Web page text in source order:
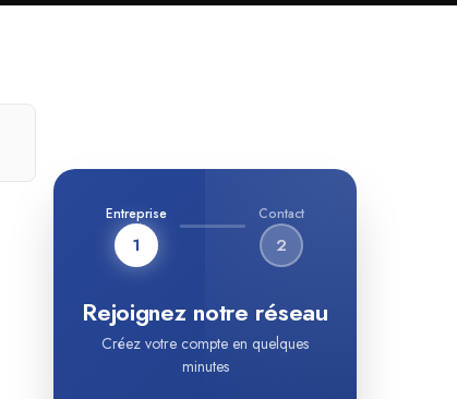
Entreprise
1
Contact
2
Rejoignez notre réseau
Créez votre compte en quelques
minutes